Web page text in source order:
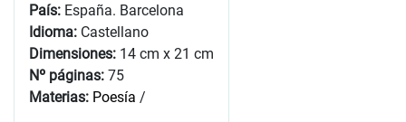
País: España. Barcelona
Idioma: Castellano
Dimensiones: 14 cm x 21 cm
Nº páginas: 75
Materias: Poesía /